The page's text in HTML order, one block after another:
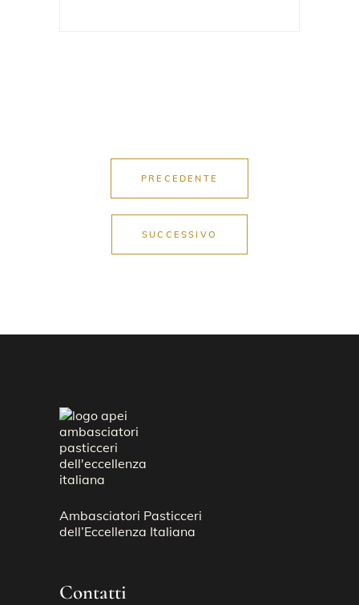
PRECEDENTE
SUCCESSIVO
Ambasciatori Pasticceri
dell’Eccellenza Italiana
Contatti